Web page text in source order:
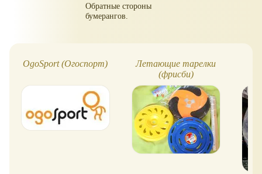
Обратные стороны
бумерангов.
OgoSport (Огоспорт)
Летающие тарелки
(фрисби)